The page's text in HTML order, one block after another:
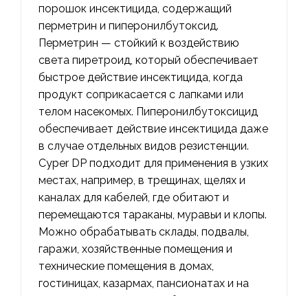
порошок инсектицида, содержащий
перметрин и пиперонилбутоксид.
Перметрин — стойкий к воздействию
света пиретроид, который обеспечивает
быстрое действие инсектицида, когда
продукт соприкасается с лапками или
телом насекомых. Пиперонилбутоксицид
обеспечивает действие инсектицида даже
в случае отдельных видов резистенции.
Cyper DP подходит для применения в узких
местах, например, в трещинах, щелях и
каналах для кабелей, где обитают и
перемещаются тараканы, муравьи и клопы.
Можно обрабатывать склады, подвалы,
гаражи, хозяйственные помещения и
технические помещения в домах,
гостиницах, казармах, пансионатах и на